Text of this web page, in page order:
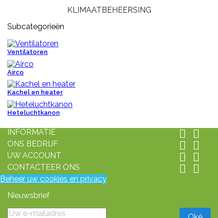
KLIMAATBEHEERSING
Subcategorieën
Ventilatoren
Airco
Kachel en heater
Heteluchtkanon
INFORMATIE  
ONS BEDRIJF  
UW ACCOUNT  
CONTACTEER ONS  
Beheer uw cookies en privacy
Nieuwsbrief